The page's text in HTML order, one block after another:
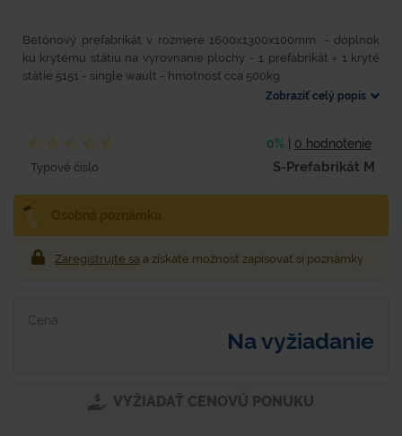
Betónový prefabrikát v rozmere 1600x1300x100mm. - doplnok
ku krytému státiu na vyrovnanie plochy - 1 prefabrikát = 1 kryté
státie 5151 - single wault - hmotnosť cca 500kg
Zobraziť celý popis
0% 0 hodnotenie
Typové číslo S-Prefabrikát M
Zaregistrujte sa a získate možnosť zapisovať si poznámky
Cena
Na vyžiadanie
VYŽIADAŤ CENOVÚ PONUKU